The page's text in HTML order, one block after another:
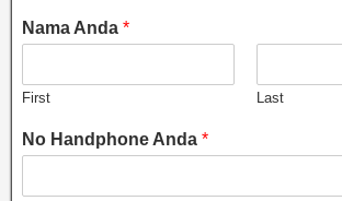
Nama Anda *
First Last
No Handphone Anda *